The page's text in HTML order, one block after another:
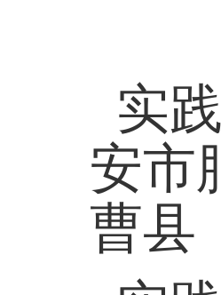
实
安市
曹县